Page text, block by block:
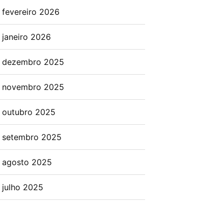
fevereiro 2026
janeiro 2026
dezembro 2025
novembro 2025
outubro 2025
setembro 2025
agosto 2025
julho 2025